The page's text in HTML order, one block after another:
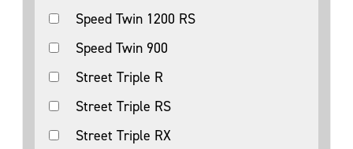
Speed Twin 1200 RS
Speed Twin 900
Street Triple R
Street Triple RS
Street Triple RX